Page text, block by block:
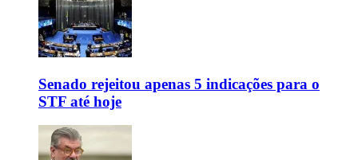
Senado rejeitou apenas 5 indicações para o
STF até hoje